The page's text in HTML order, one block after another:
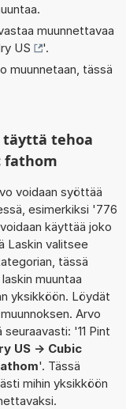
muunnettavaa
US
'.
muunnetaan, tässä
täyttä tehoa
fathom
voidaan syöttää
esimerkiksi '776
käyttää joko
Laskin valitsee
tässä
muuntaa
yksikköön. Löydät
Arvo
'11 Pint
US -> Cubic
'. Tässä
mihin yksikköön